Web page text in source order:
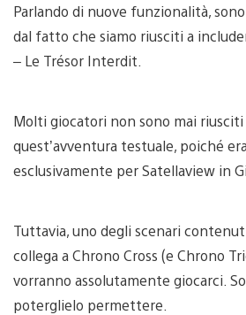
Parlando di nuove funzionalità,
dal fatto che siamo riusciti a
– Le Trésor Interdit.
Molti giocatori non sono mai riusciti
quest’avventura testuale, poiché
esclusivamente per Satellaview in
Tuttavia, uno degli scenari
collega a Chrono Cross (e Chrono
vorranno assolutamente giocarci.
poterglielo permettere.